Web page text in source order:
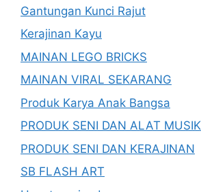
Gantungan Kunci Rajut
Kerajinan Kayu
MAINAN LEGO BRICKS
MAINAN VIRAL SEKARANG
Produk Karya Anak Bangsa
PRODUK SENI DAN ALAT MUSIK
PRODUK SENI DAN KERAJINAN
SB FLASH ART